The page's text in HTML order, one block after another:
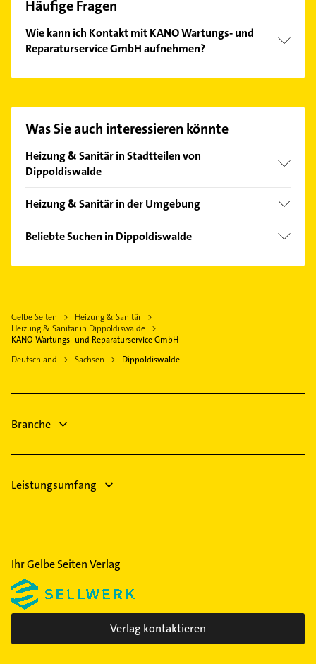
Häufige Fragen
Wie kann ich Kontakt mit KANO Wartungs- und
Reparaturservice GmbH aufnehmen?
Hier finden Sie alleKontaktdaten
Was Sie auch interessieren könnte
Heizung & Sanitär in Stadtteilen von
Dippoldiswalde
Reichstädt
Heizung & Sanitär in der Umgebung
Rabenau
Klingenberg
Tharandt
Freital
Dohna
Beliebte Suchen in Dippoldiswalde
Immobilienmakler
Phoniatrie
Logopädie
Gasinstallateur
Gelbe Seiten
Heizung & Sanitär
Heizung & Sanitär in Dippoldiswalde
KANO Wartungs- und Reparaturservice GmbH
Deutschland
Sachsen Dippoldiswalde
Branche
Leistungsumfang
Ihr Gelbe Seiten Verlag
Verlag kontaktieren